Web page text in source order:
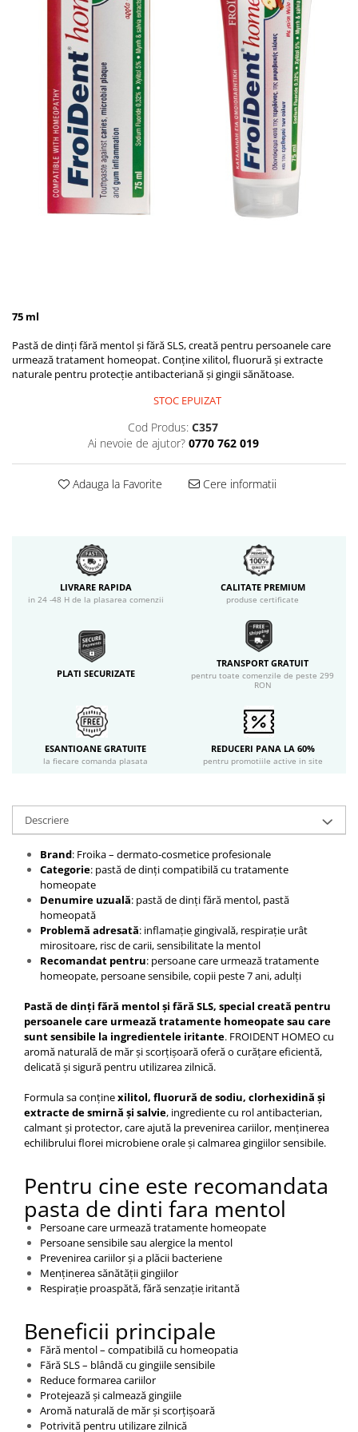
75 ml
Pastă de dinți fără mentol și fără SLS, creată pentru persoanele care
urmează tratament homeopat. Conține xilitol, fluorură și extracte
naturale pentru protecție antibacteriană și gingii sănătoase.
STOC EPUIZAT
Cod Produs: C357
Ai nevoie de ajutor? 0770 762 019
Adauga la Favorite Cere informatii
LIVRARE RAPIDA
in 24 -48 H de la plasarea comenzii
CALITATE PREMIUM
produse certificate
PLATI SECURIZATE
TRANSPORT GRATUIT
pentru toate comenzile de peste 299
RON
ESANTIOANE GRATUITE
la fiecare comanda plasata
REDUCERI PANA LA 60%
pentru promotiile active in site
Descriere
Brand: Froika – dermato-cosmetice profesionale
Categorie: pastă de dinți compatibilă cu tratamente
homeopate
Denumire uzuală: pastă de dinți fără mentol, pastă
homeopată
Problemă adresată: inflamație gingivală, respirație urât
mirositoare, risc de carii, sensibilitate la mentol
Recomandat pentru: persoane care urmează tratamente
homeopate, persoane sensibile, copii peste 7 ani, adulți
Pastă de dinți fără mentol și fără SLS, special creată pentru
persoanele care urmează tratamente homeopate sau care
sunt sensibile la ingredientele iritante. FROIDENT HOMEO cu
aromă naturală de măr și scorțișoară oferă o curățare eficientă,
delicată și sigură pentru utilizarea zilnică.
Formula sa conținexilitol, fluorură de sodiu, clorhexidină și
extracte de smirnă și salvie, ingrediente cu rol antibacterian,
calmant și protector, care ajută la prevenirea cariilor, menținerea
echilibrului florei microbiene orale și calmarea gingiilor sensibile.
Pentru cine este recomandata
pasta de dinti fara mentol
Persoane care urmează tratamente homeopate
Persoane sensibile sau alergice la mentol
Prevenirea cariilor și a plăcii bacteriene
Menținerea sănătății gingiilor
Respirație proaspătă, fără senzație iritantă
Beneficii principale
Fără mentol – compatibilă cu homeopatia
Fără SLS – blândă cu gingiile sensibile
Reduce formarea cariilor
Protejează și calmează gingiile
Aromă naturală de măr și scorțișoară
Potrivită pentru utilizare zilnică